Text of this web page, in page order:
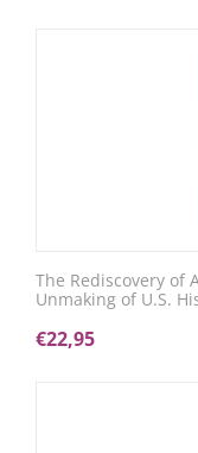
The Rediscovery of
Unmaking of U.S.
€22,95